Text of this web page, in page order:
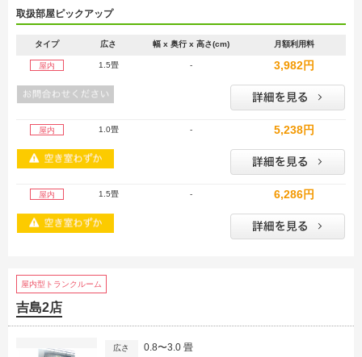
取扱部屋ピックアップ
タイプ 広さ 幅 x 奥行 x 高さ(cm) 月額利用料
屋内 1.5畳 - 3,982円
屋内 1.0畳 - 5,238円
屋内 1.5畳 - 6,286円
屋内型トランクルーム
吉島2店
広さ 0.8〜3.0 畳